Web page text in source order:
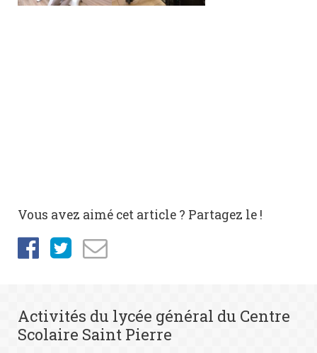
Vous avez aimé cet article ? Partagez le !
Activités du lycée général du Centre
Scolaire Saint Pierre